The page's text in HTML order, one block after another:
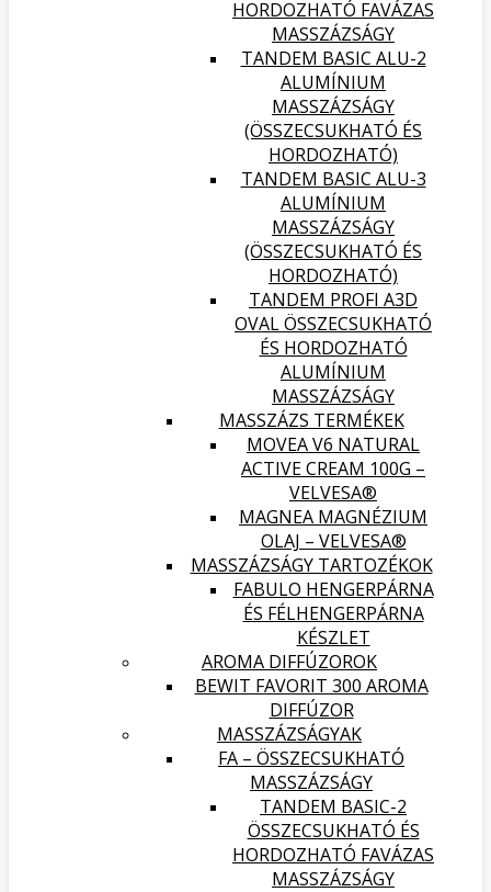
HORDOZHATÓ FAVÁZAS
MASSZÁZSÁGY
TANDEM BASIC ALU-2
ALUMÍNIUM
MASSZÁZSÁGY
(ÖSSZECSUKHATÓ ÉS
HORDOZHATÓ)
TANDEM BASIC ALU-3
ALUMÍNIUM
MASSZÁZSÁGY
(ÖSSZECSUKHATÓ ÉS
HORDOZHATÓ)
TANDEM PROFI A3D
OVAL ÖSSZECSUKHATÓ
ÉS HORDOZHATÓ
ALUMÍNIUM
MASSZÁZSÁGY
MASSZÁZS TERMÉKEK
MOVEA V6 NATURAL
ACTIVE CREAM 100G –
VELVESA®
MAGNEA MAGNÉZIUM
OLAJ – VELVESA®
MASSZÁZSÁGY TARTOZÉKOK
FABULO HENGERPÁRNA
ÉS FÉLHENGERPÁRNA
KÉSZLET
AROMA DIFFÚZOROK
BEWIT FAVORIT 300 AROMA
DIFFÚZOR
MASSZÁZSÁGYAK
FA – ÖSSZECSUKHATÓ
MASSZÁZSÁGY
TANDEM BASIC-2
ÖSSZECSUKHATÓ ÉS
HORDOZHATÓ FAVÁZAS
MASSZÁZSÁGY